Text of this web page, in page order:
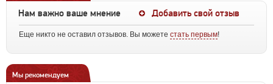
Нам важно ваше мнение Добавить свой отзыв
Еще никто не оставил отзывов. Вы можете стать первым!
Мы рекомендуем